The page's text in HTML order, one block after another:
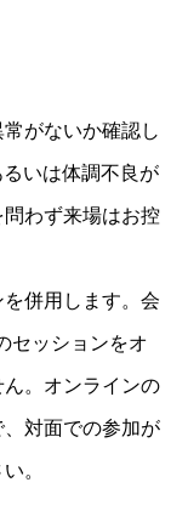
がないか確認し
いは体調不良が
わず来場はお控
併用します。会
セッションをオ
。オンラインの
対面での参加が
。